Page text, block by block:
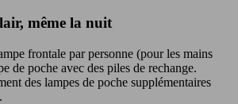
même la nuit
frontale par personne (pour les mains
de poche avec des piles de rechange.
des lampes de poche supplémentaires